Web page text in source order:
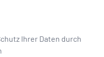
Ihrer Daten durch